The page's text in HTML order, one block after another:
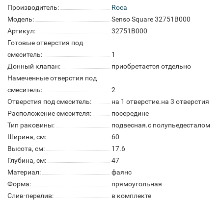
Производитель:
Roca
Модель:
Senso Square 32751B000
Артикул:
32751B000
Готовые отверстия под
смеситель:
1
Донный клапан:
приобретается отдельно
Намеченные отверстия под
смеситель:
2
Отверстия под смеситель:
на 1 отверстие.на 3 отверстия
Расположение смесителя:
посередине
Тип раковины:
подвесная.с полупьедесталом
Ширина, см:
60
Высота, см:
17.6
Глубина, см:
47
Материал:
фаянс
Форма:
прямоугольная
Слив-перелив:
в комплекте